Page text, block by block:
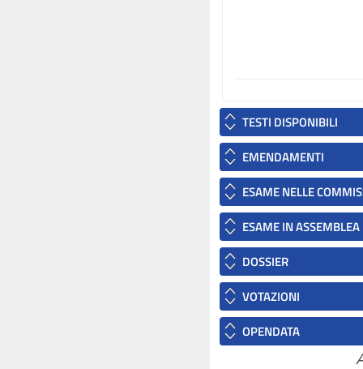
TESTI DISPONIBILI
EMENDAMENTI
ESAME NELLE
ESAME IN ASSEMBLEA
DOSSIER
VOTAZIONI
OPENDATA